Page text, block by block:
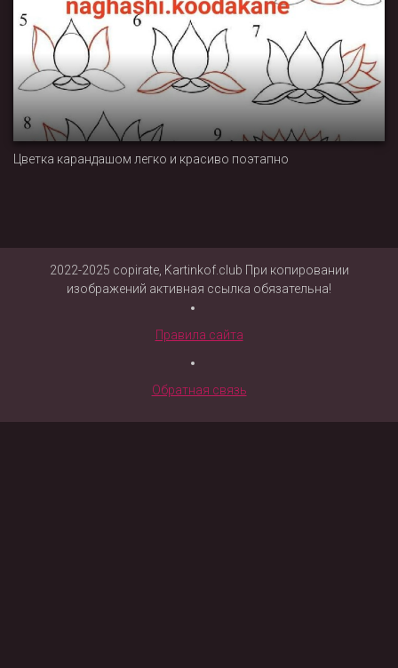
Цветка карандашом легко и красиво поэтапно
2022-2025 copirate, Kartinkof.club При копировании
изображений активная ссылка обязательна!
Правила сайта
Обратная связь